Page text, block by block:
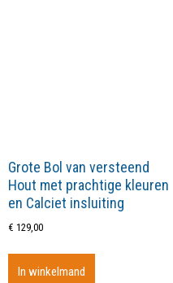
Grote Bol van versteend
Hout met prachtige kleuren
en Calciet insluiting
€ 129,00
In winkelmand